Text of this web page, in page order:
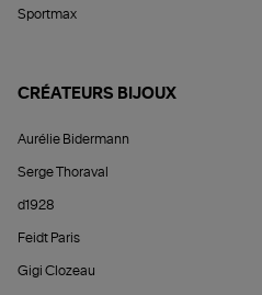
Sportmax
CRÉATEURS BIJOUX
Aurélie Bidermann
Serge Thoraval
d1928
Feidt Paris
Gigi Clozeau